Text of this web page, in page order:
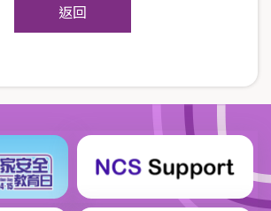
返回